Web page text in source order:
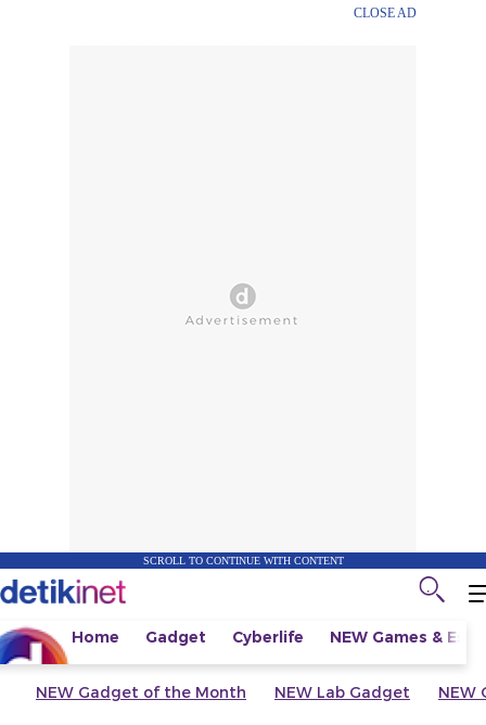
CLOSE AD
SCROLL TO CONTINUE WITH CONTENT
Home Gadget Cyberlife NEW Games &
NEW Gadget of the Month NEW Lab Gadget NEW